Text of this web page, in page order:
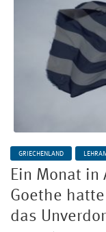
GRIECHENLAND
Ein Monat in
Goethe
das